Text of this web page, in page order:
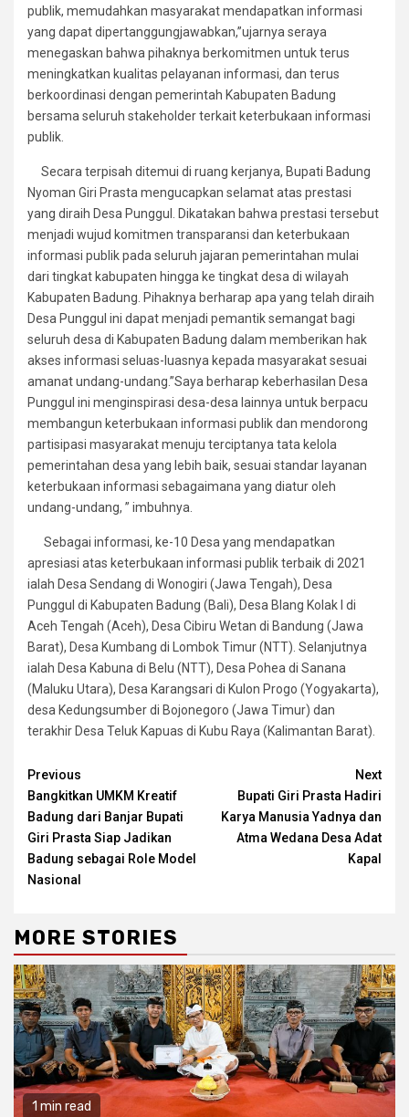
publik, memudahkan masyarakat mendapatkan informasi
yang dapat dipertanggungjawabkan,”ujarnya seraya
menegaskan bahwa pihaknya berkomitmen untuk terus
meningkatkan kualitas pelayanan informasi, dan terus
berkoordinasi dengan pemerintah Kabupaten Badung
bersama seluruh stakeholder terkait keterbukaan informasi
publik.
Secara terpisah ditemui di ruang kerjanya, Bupati Badung
Nyoman Giri Prasta mengucapkan selamat atas prestasi
yang diraih Desa Punggul. Dikatakan bahwa prestasi tersebut
menjadi wujud komitmen transparansi dan keterbukaan
informasi publik pada seluruh jajaran pemerintahan mulai
dari tingkat kabupaten hingga ke tingkat desa di wilayah
Kabupaten Badung. Pihaknya berharap apa yang telah diraih
Desa Punggul ini dapat menjadi pemantik semangat bagi
seluruh desa di Kabupaten Badung dalam memberikan hak
akses informasi seluas-luasnya kepada masyarakat sesuai
amanat undang-undang.”Saya berharap keberhasilan Desa
Punggul ini menginspirasi desa-desa lainnya untuk berpacu
membangun keterbukaan informasi publik dan mendorong
partisipasi masyarakat menuju terciptanya tata kelola
pemerintahan desa yang lebih baik, sesuai standar layanan
keterbukaan informasi sebagaimana yang diatur oleh
undang-undang, ” imbuhnya.
Sebagai informasi, ke-10 Desa yang mendapatkan
apresiasi atas keterbukaan informasi publik terbaik di 2021
ialah Desa Sendang di Wonogiri (Jawa Tengah), Desa
Punggul di Kabupaten Badung (Bali), Desa Blang Kolak I di
Aceh Tengah (Aceh), Desa Cibiru Wetan di Bandung (Jawa
Barat), Desa Kumbang di Lombok Timur (NTT). Selanjutnya
ialah Desa Kabuna di Belu (NTT), Desa Pohea di Sanana
(Maluku Utara), Desa Karangsari di Kulon Progo (Yogyakarta),
desa Kedungsumber di Bojonegoro (Jawa Timur) dan
terakhir Desa Teluk Kapuas di Kubu Raya (Kalimantan Barat).
Continue
Reading
Previous
Bangkitkan UMKM Kreatif
Badung dari Banjar Bupati
Giri Prasta Siap Jadikan
Badung sebagai Role Model
Nasional
Next
Bupati Giri Prasta Hadiri
Karya Manusia Yadnya dan
Atma Wedana Desa Adat
Kapal
MORE STORIES
1 min read